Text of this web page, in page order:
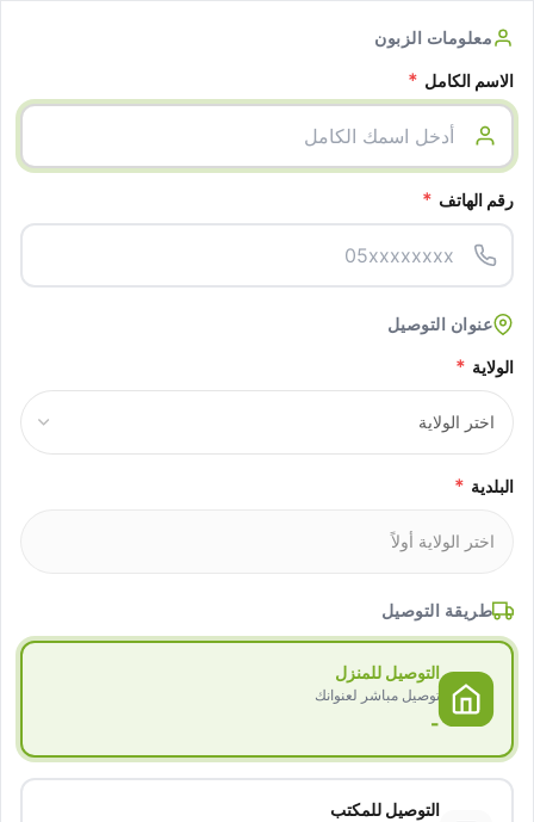
معلومات الزبون
الاسم الكامل *
رقم الهاتف *
عنوان التوصيل
الولاية *
البلدية *
طريقة التوصيل
التوصيل للمنزل
توصيل مباشر لعنوانك
-
التوصيل للمكتب